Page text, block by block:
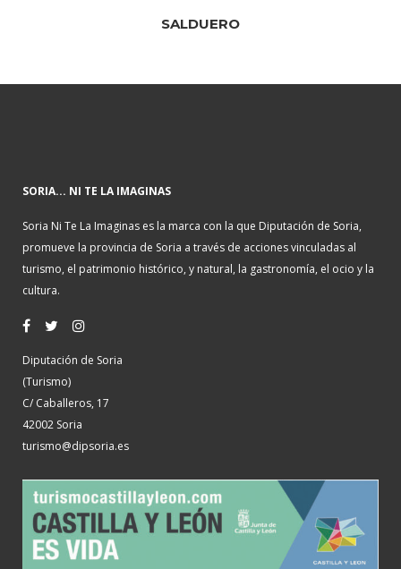
SALDUERO
SORIA... NI TE LA IMAGINAS
Soria Ni Te La Imaginas es la marca con la que Diputación de Soria,
promueve la provincia de Soria a través de acciones vinculadas al
turismo, el patrimonio histórico, y natural, la gastronomía, el ocio y la
cultura.
Diputación de Soria
(Turismo)
C/ Caballeros, 17
42002 Soria
turismo@dipsoria.es